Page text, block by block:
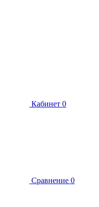
Кабинет 0
Сравнение 0